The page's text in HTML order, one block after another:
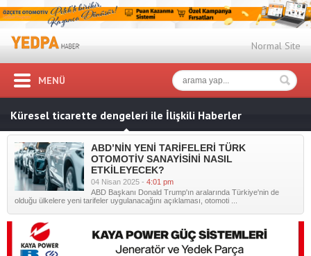
Normal Site
MENÜ
Küresel ticarette dengeleri ile İlişkili Haberler
ABD’NİN YENİ TARİFELERİ TÜRK
OTOMOTİV SANAYİSİNİ NASIL
ETKİLEYECEK?
04 Nisan 2025 - 4:01 pm
ABD Başkanı Donald Trump'ın aralarında Türkiye'nin de
olduğu ülkelere yeni tarifeler uygulanacağını açıklaması, otomoti ...